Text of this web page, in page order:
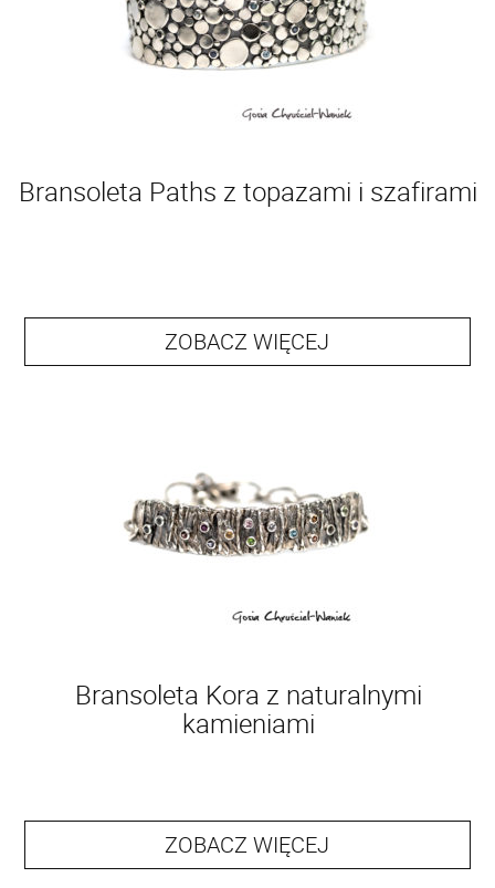
Bransoleta Paths z topazami i szafirami
ZOBACZ WIĘCEJ
Bransoleta Kora z naturalnymi
kamieniami
ZOBACZ WIĘCEJ